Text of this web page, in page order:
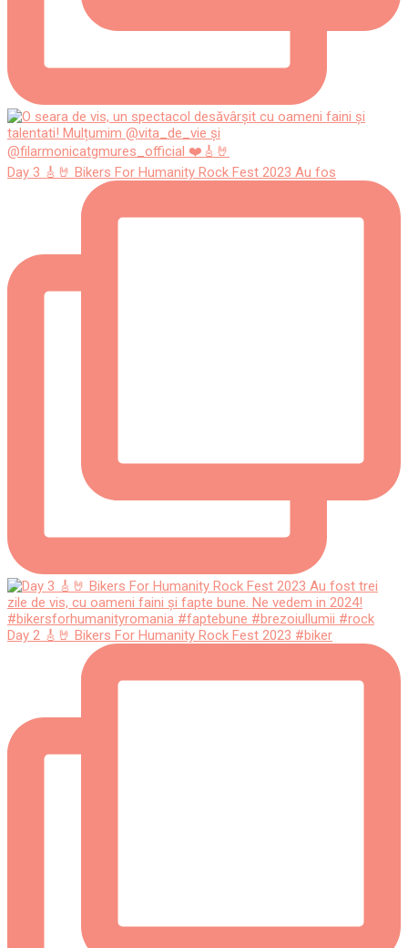
Day 3 🎸🤘 Bikers For Humanity Rock Fest 2023 Au fos
Day 2 🎸🤘 Bikers For Humanity Rock Fest 2023 #biker